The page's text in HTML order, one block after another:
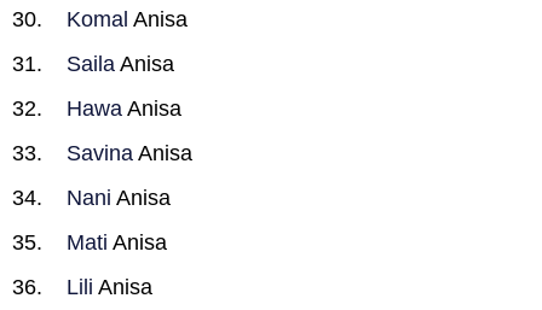
Komal Anisa
Saila Anisa
Hawa Anisa
Savina Anisa
Nani Anisa
Mati Anisa
Lili Anisa